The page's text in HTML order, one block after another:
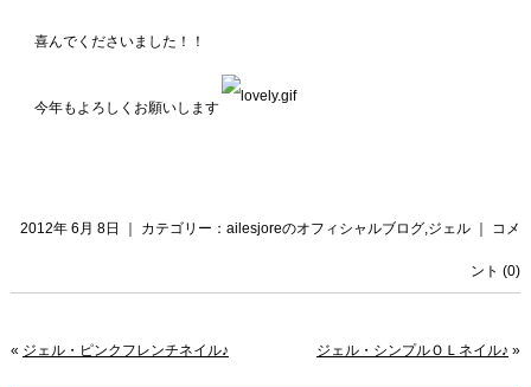
喜んでくださいました！！
今年もよろしくお願いします
2012年 6月 8日 ｜ カテゴリー：ailesjoreのオフィシャルブログ,ジェル コメ
ント (0)
« ジェル・ピンクフレンチネイル♪ ジェル・シンプルＯＬネイル♪ »